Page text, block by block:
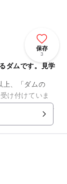
保存
3
ダムです。見学
上、「ダムの
け付けていま
ることができ、